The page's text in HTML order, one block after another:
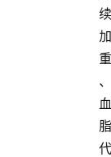
续
加
重
、
血
脂
代